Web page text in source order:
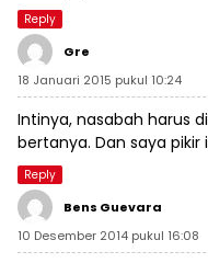
Reply
Gre
18 Januari 2015 pukul 10:24
Intinya, nasabah harus
bertanya. Dan saya pikir
Reply
Bens Guevara
10 Desember 2014 pukul 16:08